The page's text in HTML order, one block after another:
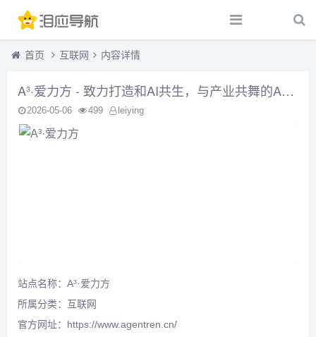
首页 互联网 内容详情
A³·爱力方 - 致力打造和AI共生，与产业共舞的Agent生态平台
2026-05-06 499 leiying
站点名称：A³·爱力方
所属分类： 互联网
官方网址：https://www.agentren.cn/